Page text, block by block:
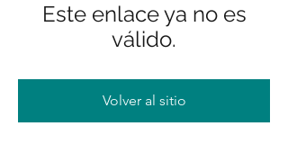
Este enlace ya no es
válido.
Volver al sitio